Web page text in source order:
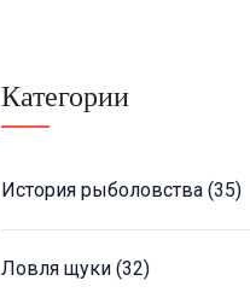
Категории
История рыболовства (35)
Ловля щуки (32)